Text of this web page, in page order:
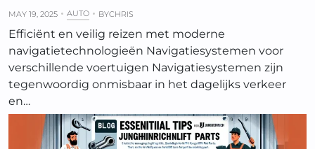
MAY 19, 2025 AUTO BYCHRIS
Efficiënt en veilig reizen met moderne
navigatietechnologieën Navigatiesystemen voor
verschillende voertuigen Navigatiesystemen zijn
tegenwoordig onmisbaar in het dagelijks verkeer
en…